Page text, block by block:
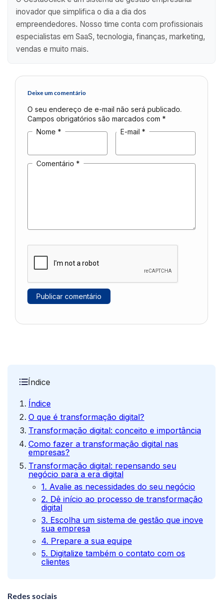
inovador que simplifica o dia a dia dos
empreendedores. Nosso time conta com profissionais
especialistas em SaaS, tecnologia, finanças, marketing,
vendas e muito mais.
Deixe um comentário
O seu endereço de e-mail não será publicado.
Campos obrigatórios são marcados com *
Nome * E-mail *
Comentário *
Índice
Índice
O que é transformação digital?
Transformação digital: conceito e importância
Como fazer a transformação digital nas
empresas?
Transformação digital: repensando seu
negócio para a era digital
1. Avalie as necessidades do seu negócio
2. Dê início ao processo de transformação
digital
3. Escolha um sistema de gestão que inove
sua empresa
4. Prepare a sua equipe
5. Digitalize também o contato com os
clientes
Redes sociais